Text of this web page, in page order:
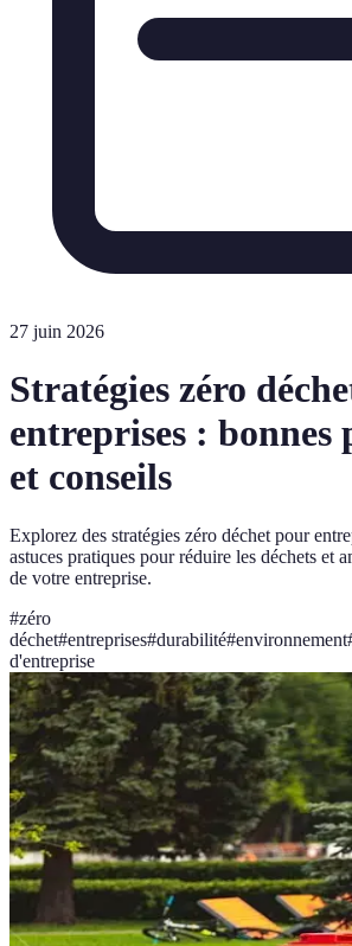
27 juin 2026
Stratégies zéro
entreprises : bonnes
et conseils
Explorez des stratégies zéro déchet pour
astuces pratiques pour réduire les déchets et
de votre entreprise.
#zéro
déchet#entreprises#durabilité#environnement
d'entreprise